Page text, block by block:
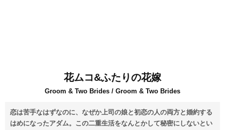
花ムコ&ふたりの花嫁
Groom & Two Brides / Groom & Two Brides
恋は苦手なはずなのに、なぜか上司の娘と初恋の人の両方と婚約する
はめになったアダム。この二重生活をなんとかして秘密にしないとい